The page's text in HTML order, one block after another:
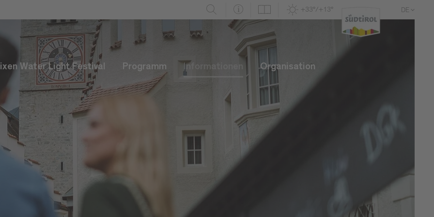
+33°/+13° DE
Water Light Festival Programm Informationen Organisation